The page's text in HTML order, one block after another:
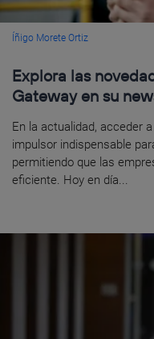
Íñigo Morete Ortiz
Explora las
Gateway en su
En la actualidad, acceder
impulsor indispensable
permitiendo que las
eficiente. Hoy en día...